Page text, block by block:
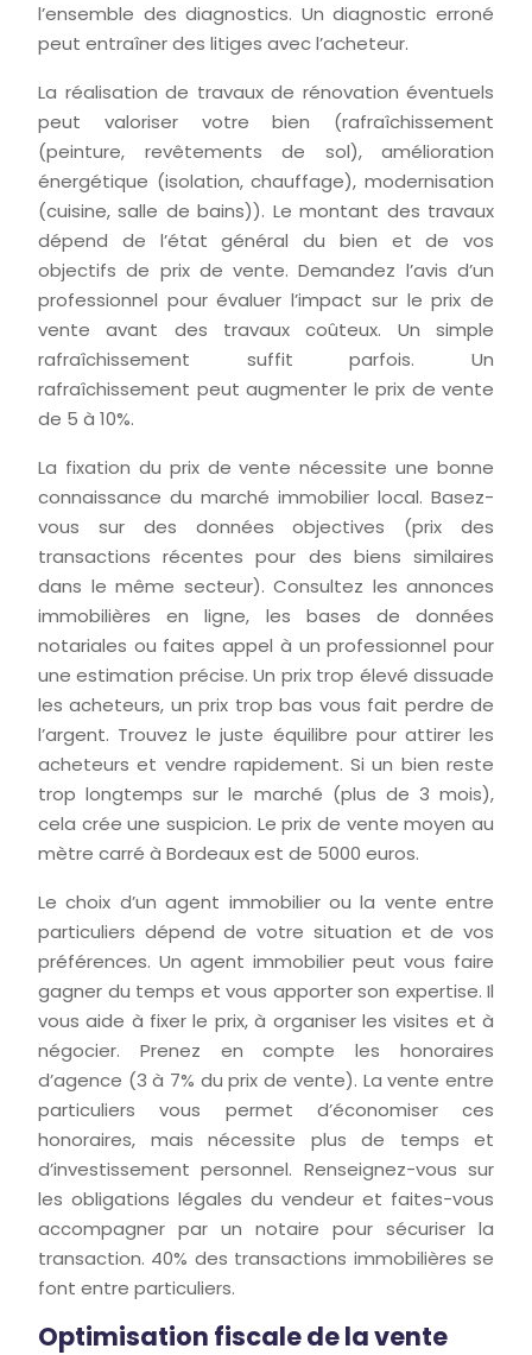
l’ensemble des diagnostics. Un diagnostic erroné
peut entraîner des litiges avec l’acheteur.
La réalisation de travaux de rénovation éventuels
peut valoriser votre bien (rafraîchissement
(peinture, revêtements de sol), amélioration
énergétique (isolation, chauffage), modernisation
(cuisine, salle de bains)). Le montant des travaux
dépend de l’état général du bien et de vos
objectifs de prix de vente. Demandez l’avis d’un
professionnel pour évaluer l’impact sur le prix de
vente avant des travaux coûteux. Un simple
rafraîchissement suffit parfois. Un
rafraîchissement peut augmenter le prix de vente
de 5 à 10%.
La fixation du prix de vente nécessite une bonne
connaissance du marché immobilier local. Basez-
vous sur des données objectives (prix des
transactions récentes pour des biens similaires
dans le même secteur). Consultez les annonces
immobilières en ligne, les bases de données
notariales ou faites appel à un professionnel pour
une estimation précise. Un prix trop élevé dissuade
les acheteurs, un prix trop bas vous fait perdre de
l’argent. Trouvez le juste équilibre pour attirer les
acheteurs et vendre rapidement. Si un bien reste
trop longtemps sur le marché (plus de 3 mois),
cela crée une suspicion. Le prix de vente moyen au
mètre carré à Bordeaux est de 5000 euros.
Le choix d’un agent immobilier ou la vente entre
particuliers dépend de votre situation et de vos
préférences. Un agent immobilier peut vous faire
gagner du temps et vous apporter son expertise. Il
vous aide à fixer le prix, à organiser les visites et à
négocier. Prenez en compte les honoraires
d’agence (3 à 7% du prix de vente). La vente entre
particuliers vous permet d’économiser ces
honoraires, mais nécessite plus de temps et
d’investissement personnel. Renseignez-vous sur
les obligations légales du vendeur et faites-vous
accompagner par un notaire pour sécuriser la
transaction. 40% des transactions immobilières se
font entre particuliers.
Optimisation fiscale de la vente